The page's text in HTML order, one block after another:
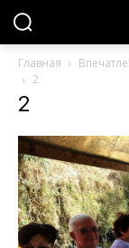
Главная
2
2